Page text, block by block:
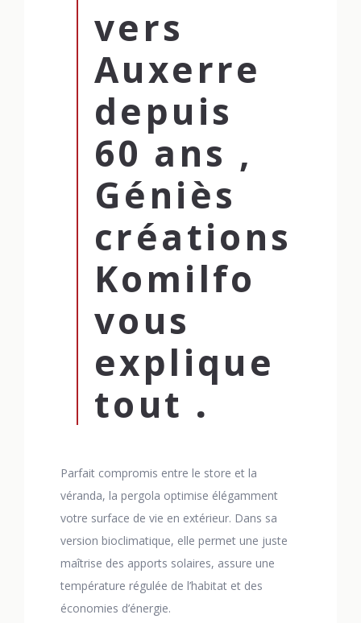
vers
Auxerre
depuis
60 ans ,
Géniès
créations
Komilfo
vous
explique
tout .
Parfait compromis entre le store et la
véranda, la pergola optimise élégamment
votre surface de vie en extérieur. Dans sa
version bioclimatique, elle permet une juste
maîtrise des apports solaires, assure une
température régulée de l’habitat et des
économies d’énergie.